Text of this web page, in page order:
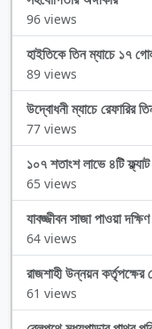
96 views
হাইতিকে তিন ম্যাচে ১৭
89 views
উদ্বোধনী ম্যাচে রেফারির
77 views
১০৭ শতাংশ লাভে ৪টি ফ্ল্যাট
65 views
যাবজ্জীবন সাজা পাওয়া
64 views
রাজশাহী উন্নয়ন
61 views